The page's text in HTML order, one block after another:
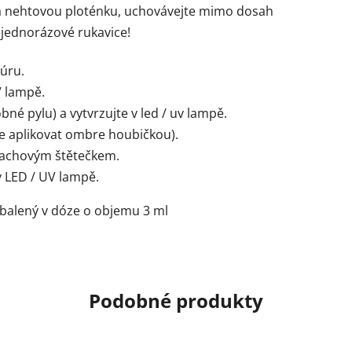
ploténku, uchovávejte mimo dosah
rukavice!
lampě.
pylu) a vytvrzujte v led / uv lampě.
aplikovat ombre houbičkou).
štětečkem.
/ UV lampě.
v dóze o objemu 3 ml
Podobné produkty